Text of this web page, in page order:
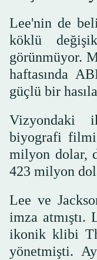
Lee'nin de
köklü
görünmüyor.
haftasında
güçlü bir
Vizyondaki
biyografi
milyon dolar,
423 milyon
Lee ve
imza atmıştı.
ikonik klibi
yönetmişti.